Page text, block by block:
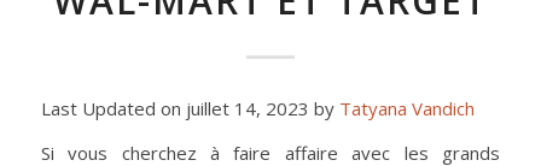
Last Updated on juillet 14, 2023 by Tatyana Vandich
Si vous cherchez à faire affaire avec les grands